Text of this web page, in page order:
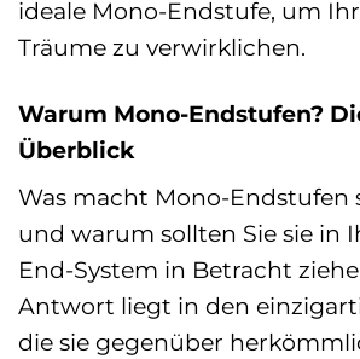
ideale Mono-Endstufe, um
Träume zu verwirklichen.
Warum Mono-Endstufen?
Überblick
Was macht Mono-Endstufen
und warum sollten Sie sie in
End-System in Betracht
Antwort liegt in den
die sie gegenüber